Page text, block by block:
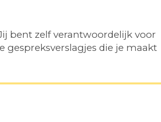
bent zelf verantwoordelijk voor
gespreksverslagjes die je maakt